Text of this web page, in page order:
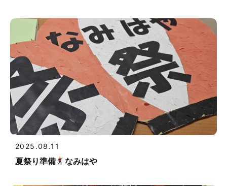
2025.08.11
夏祭り準備 なみはや